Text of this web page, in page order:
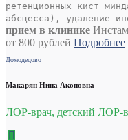
ретенционных кист
абсцесса), удаление
прием в клинике
от 800 рублей Подробнее
Домодедово
Макарян Нина Акоповна
ЛОР-врач, детский ЛОР-